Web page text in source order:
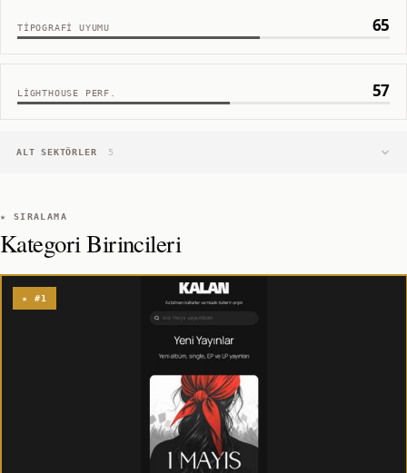
TIPOGRAFI UYUMU 65
LIGHTHOUSE PERF. 57
ALT SEKTÖRLER 5
★ SIRALAMA
Kategori Birincileri
★ #1